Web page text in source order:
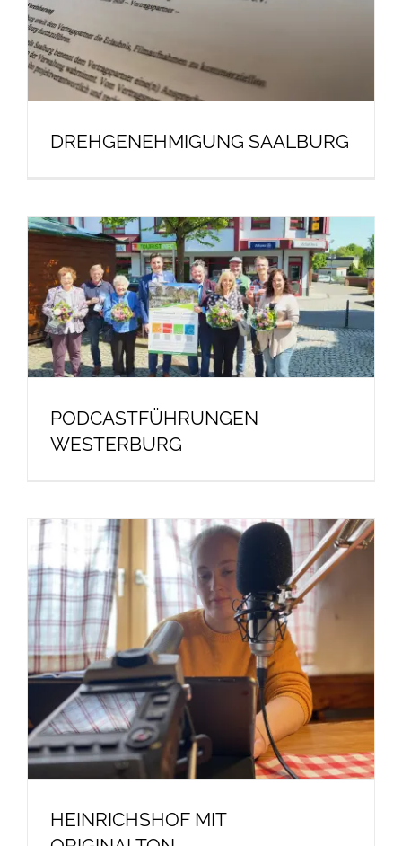
DREHGENEHMIGUNG SAALBURG
PODCASTFÜHRUNGEN
WESTERBURG
HEINRICHSHOF MIT